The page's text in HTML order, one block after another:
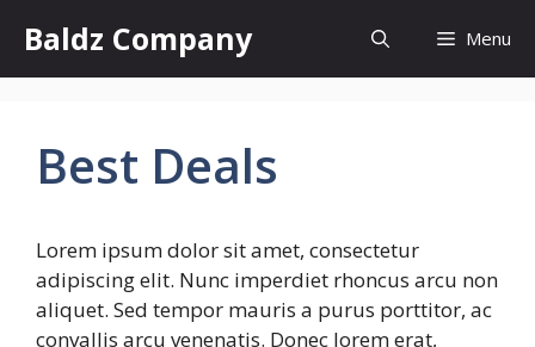
content
Baldz Company Menu
Best Deals
Lorem ipsum dolor sit amet, consectetur
adipiscing elit. Nunc imperdiet rhoncus arcu non
aliquet. Sed tempor mauris a purus porttitor, ac
convallis arcu venenatis. Donec lorem erat,